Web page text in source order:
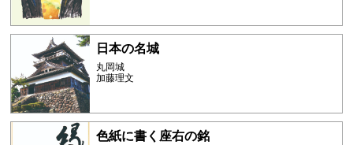
日本の名城
丸岡城
加藤理文
色紙に書く座右の銘